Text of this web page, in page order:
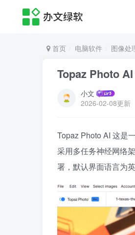
首页 电脑软件 图像处
Topaz Photo
小文
2026-02-08更新
Topaz Photo AI 这是
采用多任务神经网络
署，默认界面语言为